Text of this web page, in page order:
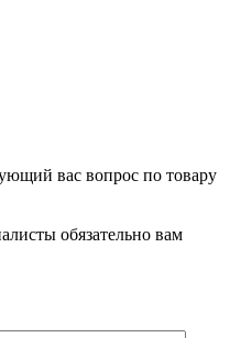
вас вопрос по товару
обязательно вам